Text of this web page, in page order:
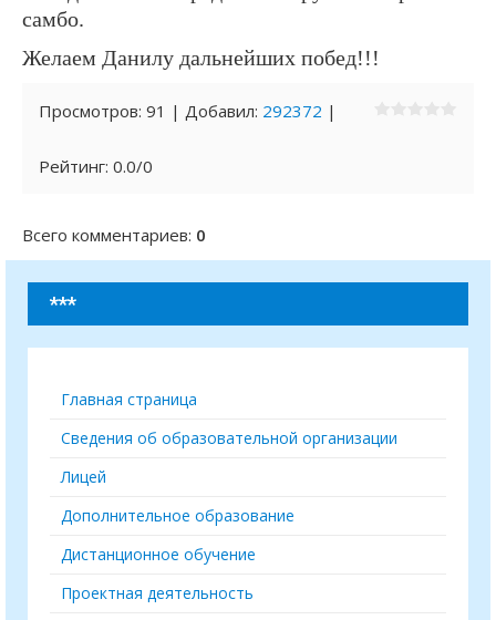
самбо.
Желаем Данилу дальнейших побед!!!
Просмотров: 91 | Добавил: 292372 |
Рейтинг: 0.0/0
Всего комментариев: 0
***
Главная страница
Сведения об образовательной организации
Лицей
Дополнительное образование
Дистанционное обучение
Проектная деятельность